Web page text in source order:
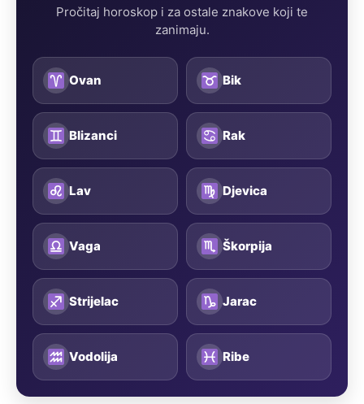
Pročitaj horoskop i za ostale znakove koji te
zanimaju.
Ovan Bik
Blizanci Rak
Lav Djevica
Vaga Škorpija
Strijelac Jarac
Vodolija Ribe